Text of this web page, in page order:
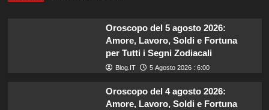
Oroscopo del 5 agosto 2026:
Amore, Lavoro, Soldi e Fortuna
per Tutti i Segni Zodiacali
Blog.IT 5 Agosto 2026 : 6:00
Oroscopo del 4 agosto 2026:
Amore, Lavoro, Soldi e Fortuna